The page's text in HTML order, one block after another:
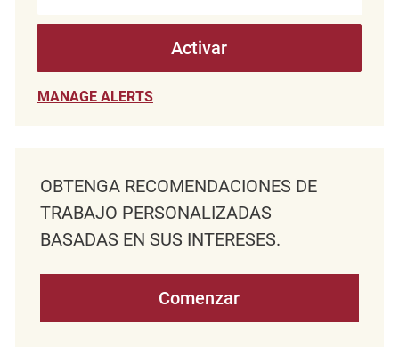
Activar
MANAGE ALERTS
OBTENGA RECOMENDACIONES DE
TRABAJO PERSONALIZADAS
BASADAS EN SUS INTERESES.
Comenzar